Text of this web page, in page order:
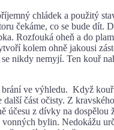
chládek a použitý
čekáme, co se bude dít.
Rozfouká oheň a do
kolem ohně jakousi
nikdy nemyjí. Ten kouř
ve výhledu. Když kouř
část očisty. Z
účesu z dívky na dospělou
vonných bylin. Nedokážu